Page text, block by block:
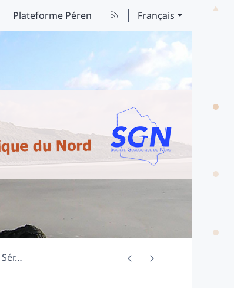
Plateforme Péren Français
Sér…